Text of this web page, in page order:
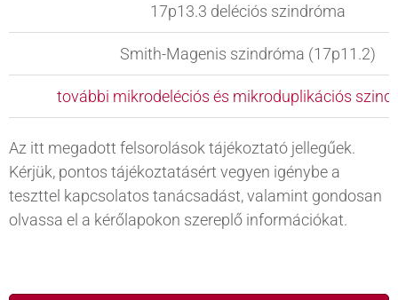
17p13.3 deléciós szindróma
Smith-Magenis szindróma (17p11.2)
további mikrodeléciós és mikroduplikációs
Az itt megadott felsorolások tájékoztató jellegűek.
Kérjük, pontos tájékoztatásért vegyen igénybe a
teszttel kapcsolatos tanácsadást, valamint gondosan
olvassa el a kérőlapokon szereplő információkat.